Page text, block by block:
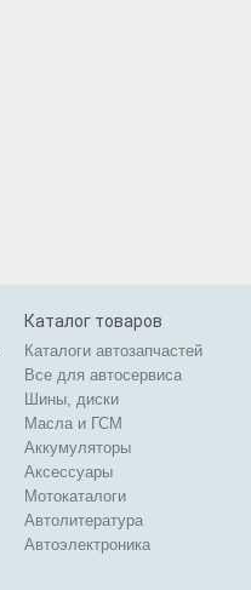
Каталог товаров
Каталоги автозапчастей
Все для автосервиса
Шины, диски
Масла и ГСМ
Аккумуляторы
Аксессуары
Мотокаталоги
Автолитература
Автоэлектроника